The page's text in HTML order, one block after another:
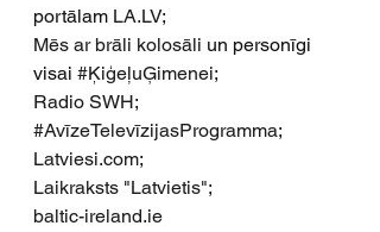
portālam LA.LV;
Mēs ar brāli kolosāli un personīgi
visai #ĶiģeļuĢimenei;
Radio SWH;
#AvīzeTelevīzijasProgramma;
Latviesi.com;
Laikraksts "Latvietis";
baltic-ireland.ie